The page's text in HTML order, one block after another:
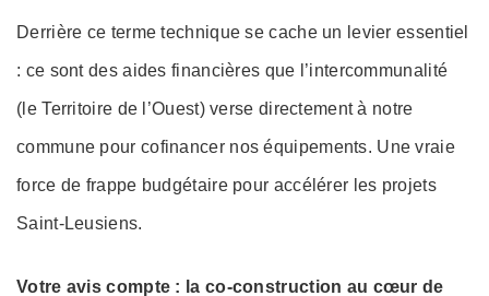
Derrière ce terme technique se cache un levier essentiel
: ce sont des aides financières que l’intercommunalité
(le Territoire de l’Ouest) verse directement à notre
commune pour cofinancer nos équipements. Une vraie
force de frappe budgétaire pour accélérer les projets
Saint-Leusiens.
Votre avis compte : la co-construction au cœur de